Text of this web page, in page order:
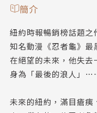
簡介
紐約時報暢銷榜話題之
知名動漫《忍者龜》
在絕望的未來，他失
身為「最後的浪人」
未來的紐約，滿目瘡